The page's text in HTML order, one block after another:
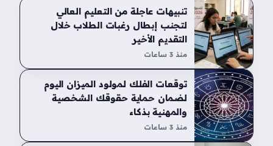
تنبيهات عاجلة من التعليم العالي
لتجنب إبطال رغبات الطلاب خلال
التقديم الأخير
منذ 3 ساعات
توقعات الفلك لمولود الميزان اليوم
لضمان حماية حقوقك الشخصية
والمهنية بذكاء
منذ 3 ساعات